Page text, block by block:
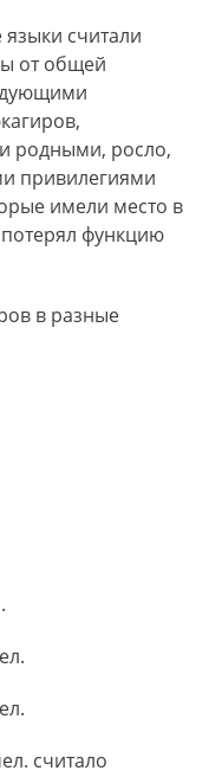
языки считали
от общей
родными, росло,
привилегиями
имели место в
потерял функцию
в разные
считало